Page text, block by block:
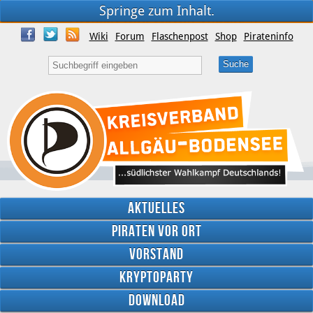
Springe zum Inhalt.
Wiki Forum Flaschenpost Shop Pirateninfo
Aktuelles
Piraten vor Ort
Vorstand
Kryptoparty
Download